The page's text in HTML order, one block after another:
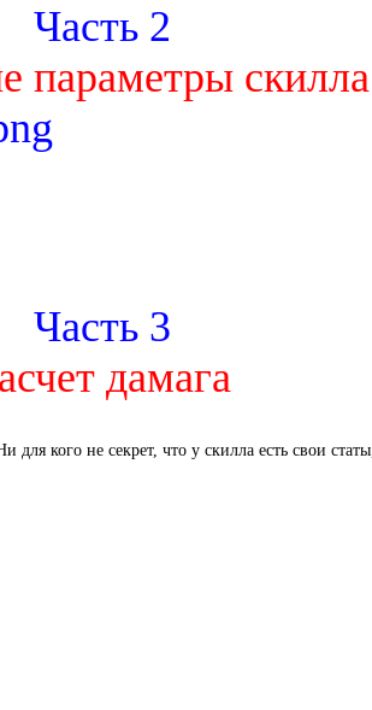
Часть 2
параметры скилла
Часть 3
дамага
для кого не секрет, что у скилла есть свои